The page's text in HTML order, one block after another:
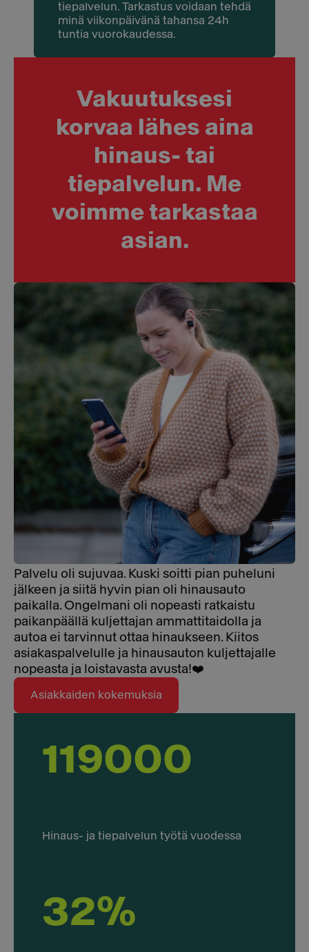
tiepalvelun. Tarkastus voidaan tehdä
minä viikonpäivänä tahansa 24h
tuntia vuorokaudessa.
Vakuutuksesi
korvaa lähes aina
hinaus- tai
tiepalvelun. Me
voimme tarkastaa
asian.
Palvelu oli sujuvaa. Kuski soitti pian puheluni
jälkeen ja siitä hyvin pian oli hinausauto
paikalla. Ongelmani oli nopeasti ratkaistu
paikanpäällä kuljettajan ammattitaidolla ja
autoa ei tarvinnut ottaa hinaukseen. Kiitos
asiakaspalvelulle ja hinausauton kuljettajalle
nopeasta ja loistavasta avusta!❤️
Asiakkaiden kokemuksia
119000
Hinaus- ja tiepalvelun työtä vuodessa
32%